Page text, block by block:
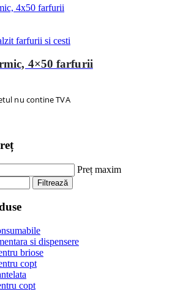
farfurii si cesti
4×50 farfurii
nu contine TVA
Preț maxim
Filtrează
si dispensere
briose
copt
copt